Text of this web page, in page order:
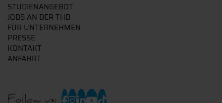
STUDIENANGEBOT
JOBS AN DER THD
FÜR UNTERNEHMEN
PRESSE
KONTAKT
ANFAHRT